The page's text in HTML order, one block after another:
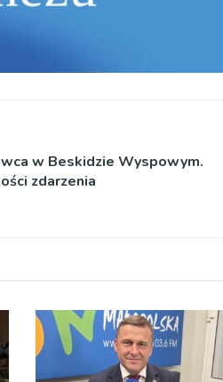
w Beskidzie Wyspowym.
zdarzenia